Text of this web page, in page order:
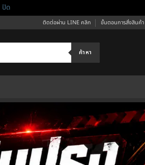
ปิด
ติดต่อผ่าน LINE คลิก ขั้นตอนการสั่งสินค้า
ค้าหา